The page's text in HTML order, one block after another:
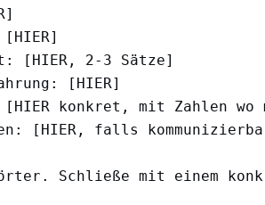
[HIER, 2-3 Sätze]
[HIER]
konkret, mit Zahlen wo
[HIER, falls